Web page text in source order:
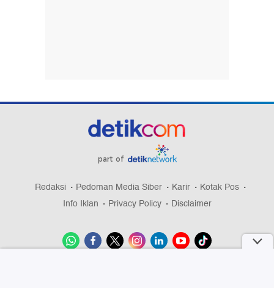
part of
Redaksi Pedoman Media Siber Karir
Kotak Pos
Info Iklan
Privacy Policy Disclaimer